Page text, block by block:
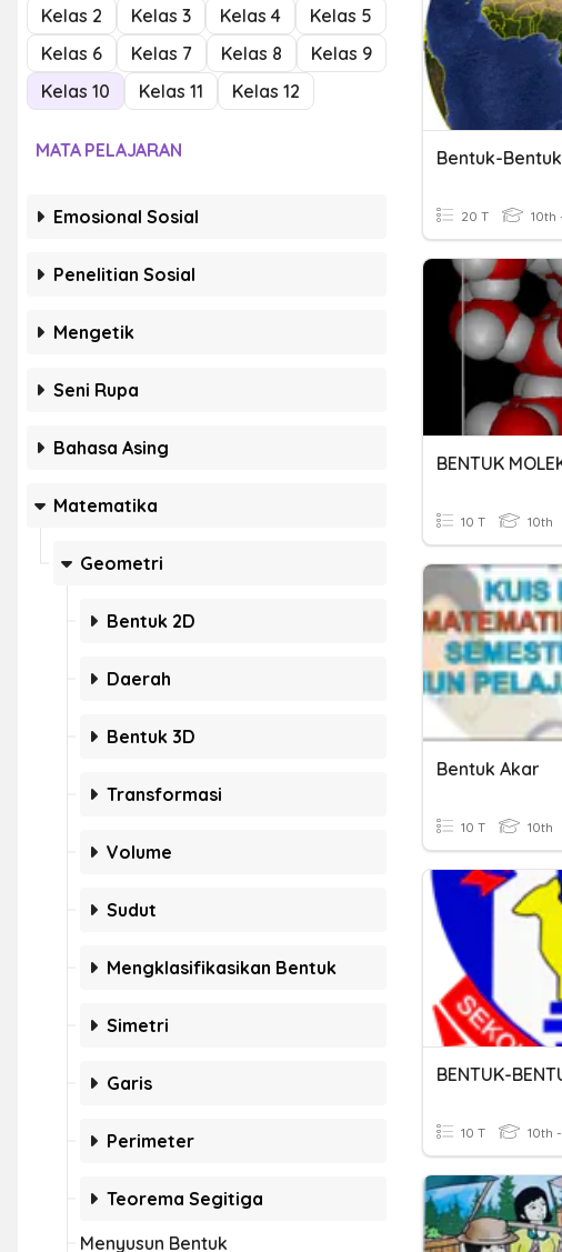
Kelas 2
Kelas 3 Kelas 4
Kelas 5
Kelas 6
Kelas 7 Kelas 8
Kelas 9
Kelas 10
Kelas 11 Kelas 12
MATA PELAJARAN
Emosional Sosial
Penelitian Sosial
Mengetik
Seni Rupa
Bahasa Asing
Matematika
Geometri
Bentuk 2D
Daerah
Bentuk 3D
Transformasi
Volume
Sudut
Mengklasifikasikan Bentuk
Simetri
Garis
Perimeter
Teorema Segitiga
Menyusun Bentuk
Bentuk-Bentuk
20 T 10th
BENTUK
10 T 10th
Bentuk Akar
10 T 10th
BENTUK-
10 T 10th